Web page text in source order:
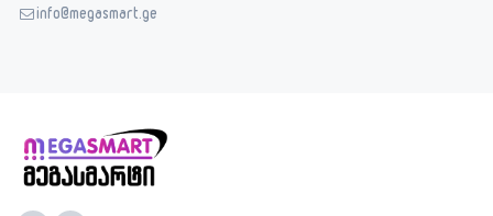
info@megasmart.ge